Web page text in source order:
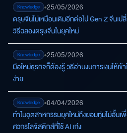
Knowledge •25/05/2026
ตรุษจีนไม่เหมือนเดิมอีกต่อไป Gen Z จีนเป
วิธีฉลองตรุษจีนในยุคใหม่
Knowledge •25/05/2026
มือใหม่ธุรกิจก็ต้องรู้ วิธีอ่านงบการเงินให้เข้า
ง่าย
Knowledge •04/04/2026
ทำไมอุตสาหกรรมยุคใหม่ถึงยอมทุ่มไม่อั้นเ
ศวกรโลจิสติกส์ที่ใช้ AI เก่ง